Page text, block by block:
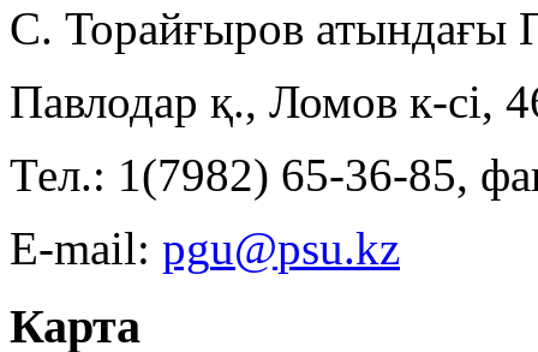
С. Торайғыров
Павлодар қ., Ломов к-сі,
Тел.: 1(7982) 65-36-85,
E-mail:
Карта